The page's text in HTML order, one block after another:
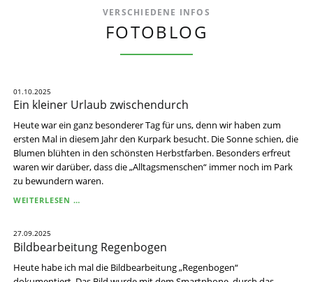
VERSCHIEDENE INFOS
FOTOBLOG
01.10.2025
Ein kleiner Urlaub zwischendurch
Heute war ein ganz besonderer Tag für uns, denn wir haben zum
ersten Mal in diesem Jahr den Kurpark besucht. Die Sonne schien, die
Blumen blühten in den schönsten Herbstfarben. Besonders erfreut
waren wir darüber, dass die „Alltagsmenschen“ immer noch im Park
zu bewundern waren.
WEITERLESEN …
27.09.2025
Bildbearbeitung Regenbogen
Heute habe ich mal die Bildbearbeitung „Regenbogen“